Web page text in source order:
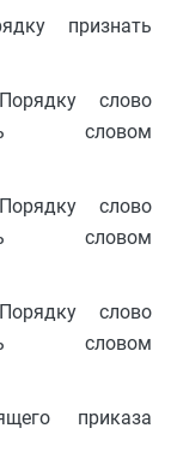
признать
слово
словом
слово
словом
слово
словом
приказа